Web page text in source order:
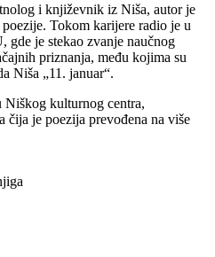
i književnik iz Niša, autor je
Tokom karijere radio je u
je stekao zvanje naučnog
priznanja, među kojima su
Niša „11. januar“.
Niškog kulturnog centra,
čija je poezija prevođena na više